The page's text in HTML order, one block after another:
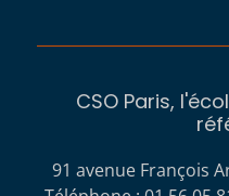
CSO Paris,
91 avenue François